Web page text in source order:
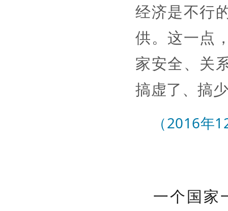
经济是不行
供。这一点
家安全、关
搞虚了、搞
（2016年
一个国家